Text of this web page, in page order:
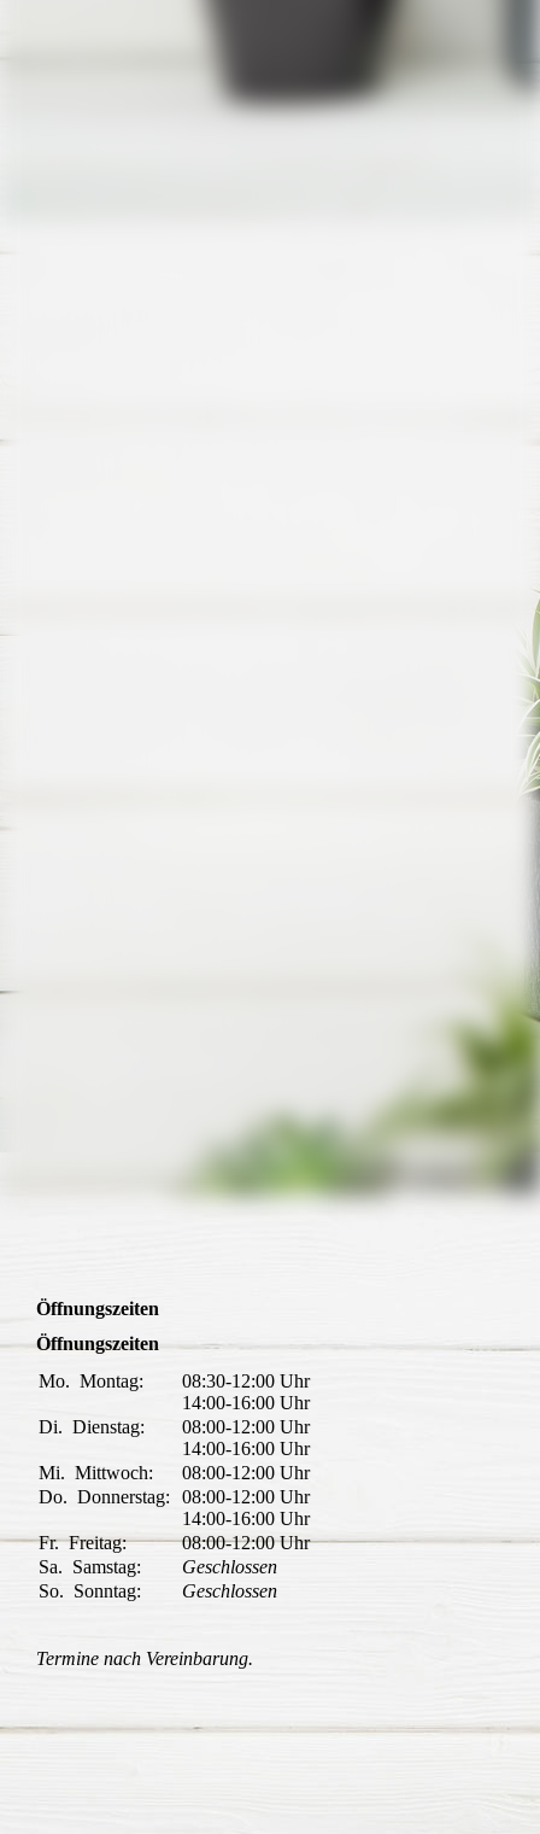
Öffnungszeiten
Öffnungszeiten
Mo. Montag: 08:30-12:00 Uhr
14:00-16:00 Uhr
Di. Dienstag: 08:00-12:00 Uhr
14:00-16:00 Uhr
Mi. Mittwoch: 08:00-12:00 Uhr
Do. Donnerstag: 08:00-12:00 Uhr
14:00-16:00 Uhr
Fr.Freitag: 08:00-12:00Uhr
Sa. Samstag:
Geschlossen
So. Sonntag: Geschlossen
Termine nach Vereinbarung.